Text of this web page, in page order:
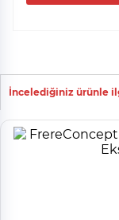
İncelediğiniz ürünle